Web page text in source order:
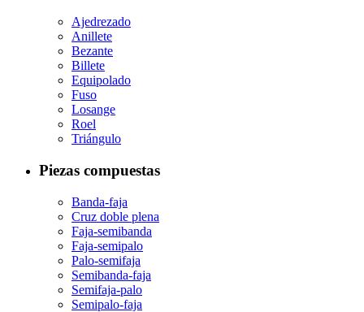
Ajedrezado
Anillete
Bezante
Billete
Equipolado
Fuso
Losange
Roel
Triángulo
Piezas compuestas
Banda-faja
Cruz doble plena
Faja-semibanda
Faja-semipalo
Palo-semifaja
Semibanda-faja
Semifaja-palo
Semipalo-faja